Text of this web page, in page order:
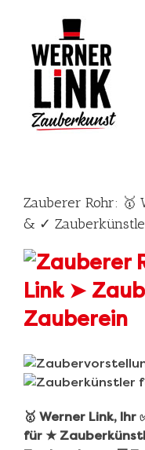
content
Zauberer Rohr: 🥇
& ✓
🥇 Werner Link,
für ★